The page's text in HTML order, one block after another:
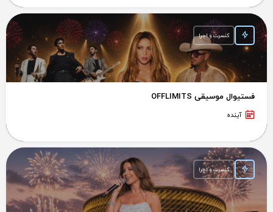
فستیوال موسیقی OFFLIMITS
آینده
کنسرت و اجرا
کنسرت و اجرا